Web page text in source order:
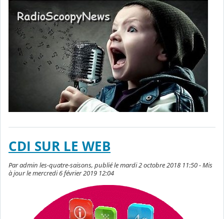
CDI SUR LE WEB
Par admin les-quatre-saisons, publié le mardi 2 octobre 2018 11:50 - Mis
à jour le mercredi 6 février 2019 12:04